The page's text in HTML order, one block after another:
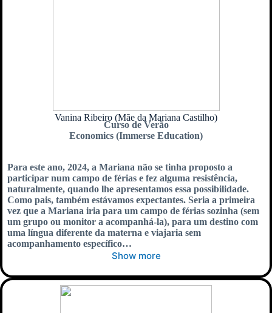
Vanina Ribeiro (Mãe da Mariana Castilho)
Curso de Verão
Economics (Immerse Education)
Para este ano, 2024, a Mariana não se tinha proposto a
participar num campo de férias e fez alguma resistência,
naturalmente, quando lhe apresentamos essa possibilidade.
Como pais, também estávamos expectantes. Seria a primeira
vez que a Mariana iria para um campo de férias sozinha (sem
um grupo ou monitor a acompanhá-la), para um destino com
uma língua diferente da materna e viajaria sem
acompanhamento específico…
Show more